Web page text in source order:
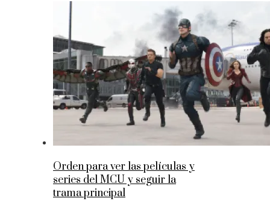
Orden para ver las películas y
series del MCU y seguir la
trama principal